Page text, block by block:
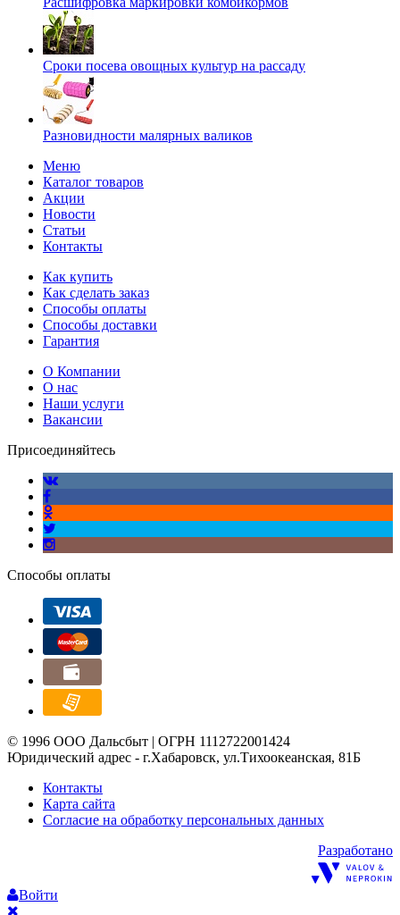
Сроки посева овощных культур на рассаду
Разновидности малярных валиков
Меню
Каталог товаров
Акции
Новости
Статьи
Контакты
Как купить
Как сделать заказ
Способы оплаты
Способы доставки
Гарантия
О Компании
О нас
Наши услуги
Вакансии
Присоединяйтесь
Способы оплаты
© 1996 ООО Дальсбыт | ОГРН 1112722001424
Юридический адрес - г.Хабаровск, ул.Тихоокеанская, 81Б
Контакты
Карта сайта
Согласие на обработку персональных данных
Разработано
Войти